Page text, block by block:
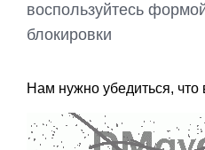
воспользуйтесь
блокировки
Нам нужно убедиться,